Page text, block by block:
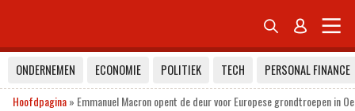
 
ONDERNEMEN ECONOMIE POLITIEK TECH
PERSONAL FINANCE
Hoofdpagina» Emmanuel Macron opent de deur voor Europese grondtroepen in